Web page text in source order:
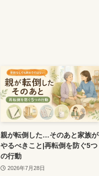
親が転倒した…そのあと家族が
やるべきこと|再転倒を防ぐ5つ
の行動
2026年7月28日